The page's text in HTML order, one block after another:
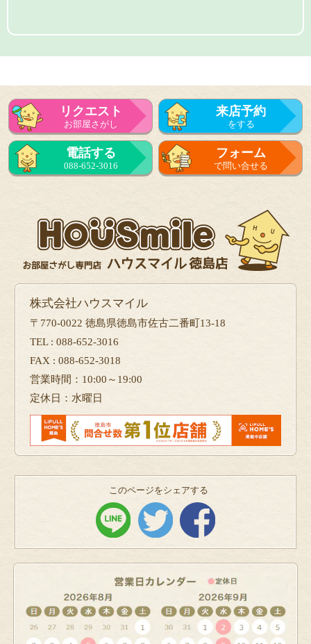
リクエスト
お部屋さがし
来店予約
をする
電話する
088-652-3016
フォーム
で問い合せる
株式会社ハウスマイル
〒770-0022 徳島県徳島市佐古二番町13-18
TEL : 088-652-3016
FAX : 088-652-3018
営業時間：10:00～19:00
定休日：水曜日
このページをシェアする